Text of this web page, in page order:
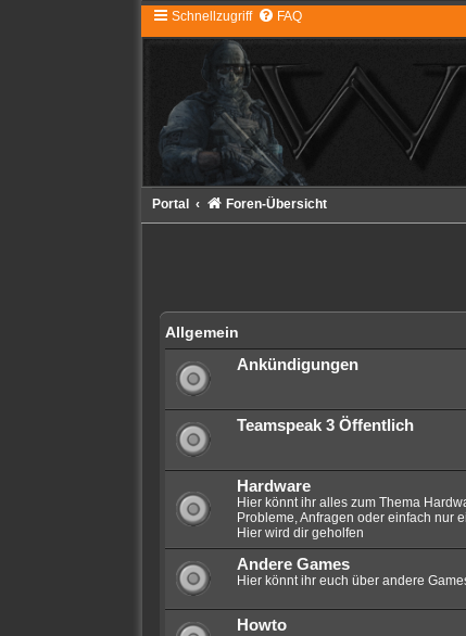
Schnellzugriff FAQ
Portal Foren-Übersicht
Allgemein
Ankündigungen
Teamspeak 3 Öffentlich
Hardware
Hier könnt ihr alles zum Thema
Probleme, Anfragen oder einfach nur
Hier wird dir geholfen
Andere Games
Hier könnt ihr euch über andere
Howto